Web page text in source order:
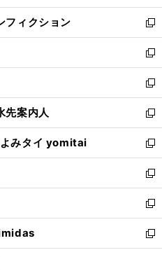
開
く
ウ
で
開
く
ン
ド
ウ
で
開
く
ウ
ィ
ン
ド
ウ
で
開
く
フィクション
新
し
い
ウ
ィ
ン
ド
ウ
で
開
く
新
し
い
ウ
ィ
ン
ド
ウ
で
開
く
新
し
い
ウ
ィ
ン
ド
ウ
で
開
く
先案内人
新
し
い
ウ
ィ
ン
ド
ウ
で
開
みタイ yomitai
新
し
い
ウ
ィ
ン
ド
ウ
新
し
い
ウ
ィ
ン
新
し
い
ウ
新
し